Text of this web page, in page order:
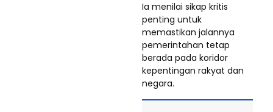
Ia menilai sikap kritis
penting untuk
memastikan jalannya
pemerintahan tetap
berada pada koridor
kepentingan rakyat dan
negara.